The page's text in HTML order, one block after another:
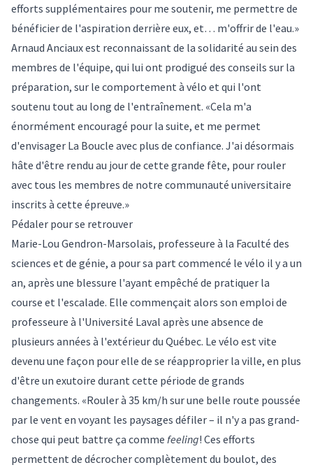
efforts supplémentaires pour me soutenir, me permettre de
bénéficier de l'aspiration derrière eux, et… m'offrir de l'eau.»
Arnaud Anciaux est reconnaissant de la solidarité au sein des
membres de l'équipe, qui lui ont prodigué des conseils sur la
préparation, sur le comportement à vélo et qui l'ont
soutenu tout au long de l'entraînement. «Cela m'a
énormément encouragé pour la suite, et me permet
d'envisager La Boucle avec plus de confiance. J'ai désormais
hâte d'être rendu au jour de cette grande fête, pour rouler
avec tous les membres de notre communauté universitaire
inscrits à cette épreuve.»
Pédaler pour se retrouver
Marie-Lou Gendron-Marsolais, professeure à la Faculté des
sciences et de génie, a pour sa part commencé le vélo il y a un
an, après une blessure l'ayant empêché de pratiquer la
course et l'escalade. Elle commençait alors son emploi de
professeure à l'Université Laval après une absence de
plusieurs années à l'extérieur du Québec. Le vélo est vite
devenu une façon pour elle de se réapproprier la ville, en plus
d'être un exutoire durant cette période de grands
changements. «Rouler à 35 km/h sur une belle route poussée
par le vent en voyant les paysages défiler – il n'y a pas grand-
chose qui peut battre ça comme feeling! Ces efforts
permettent de décrocher complètement du boulot, des